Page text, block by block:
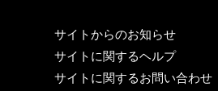
サイトからのお知らせ
サイトに関するヘルプ
サイトに関するお問い合わせ